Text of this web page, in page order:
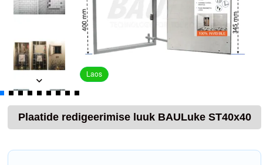
Laos
Plaatide redigeerimise luuk BAULuke ST40x40